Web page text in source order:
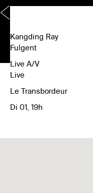
Kangding Ray
Fulgent
Live A/V
Live
Le Transbordeur
Di 01, 19h